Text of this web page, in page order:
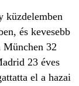
küzdelemben
és kevesebb
32
23 éves
el a hazai